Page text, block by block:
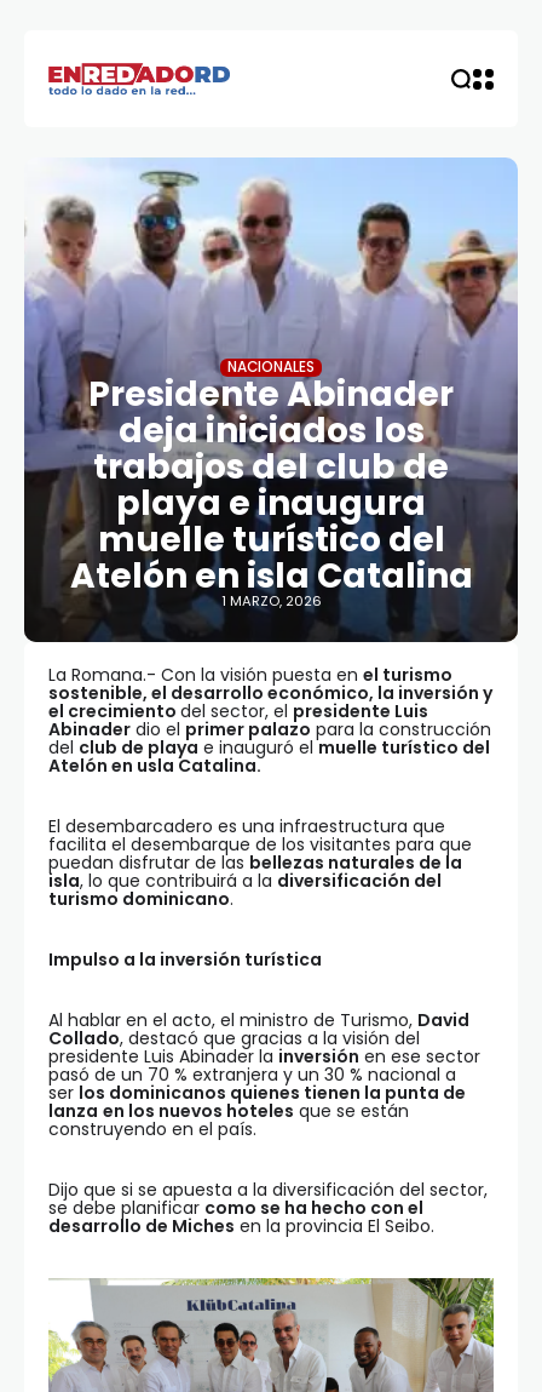
NACIONALES
Presidente Abinader
deja iniciados los
trabajos del club de
playa e inaugura
muelle turístico del
Atelón en isla Catalina
1 MARZO, 2026
La Romana.- Con la visión puesta en el turismo
sostenible, el desarrollo económico, la inversión y
el crecimiento del sector, el presidente Luis
Abinader dio el primer palazo para la construcción
del club de playa e inauguró elmuelle turístico del
Atelón en usla Catalina.
El desembarcadero es una infraestructura que
facilita el desembarque de los visitantes para que
puedan disfrutar de las bellezas naturales de la
isla, lo que contribuirá a la diversificación del
turismo dominicano.
Impulso a la inversión turística
Al hablar en el acto, el ministro de Turismo, David
Collado, destacó que gracias a la visión del
presidente Luis Abinader la inversión en ese sector
pasó de un 70 % extranjera y un 30 % nacional a
ser los dominicanos quienes tienen la punta de
lanza en los nuevos hoteles que se están
construyendo en el país.
Dijo que si se apuesta a la diversificación del sector,
se debe planificar como se ha hecho con el
desarrollo de Miches en la provincia El Seibo.